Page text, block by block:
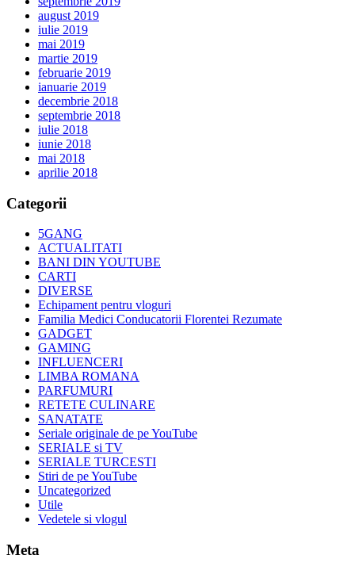
august 2019
iulie 2019
mai 2019
martie 2019
februarie 2019
ianuarie 2019
decembrie 2018
septembrie 2018
iulie 2018
iunie 2018
mai 2018
aprilie 2018
Categorii
5GANG
ACTUALITATI
BANI DIN YOUTUBE
CARTI
DIVERSE
Echipament pentru vloguri
Familia Medici Conducatorii Florentei Rezumate
GADGET
GAMING
INFLUENCERI
LIMBA ROMANA
PARFUMURI
RETETE CULINARE
SANATATE
Seriale originale de pe YouTube
SERIALE si TV
SERIALE TURCESTI
Stiri de pe YouTube
Uncategorized
Utile
Vedetele si vlogul
Meta